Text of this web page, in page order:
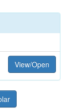
View/Open